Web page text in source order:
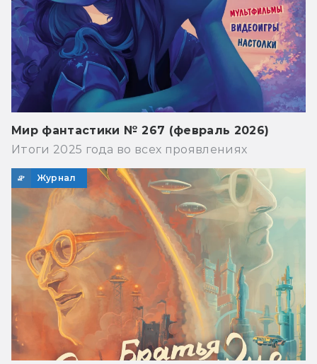
Мир фантастики № 267 (февраль 2026)
Итоги 2025 года во всех проявлениях
Журнал